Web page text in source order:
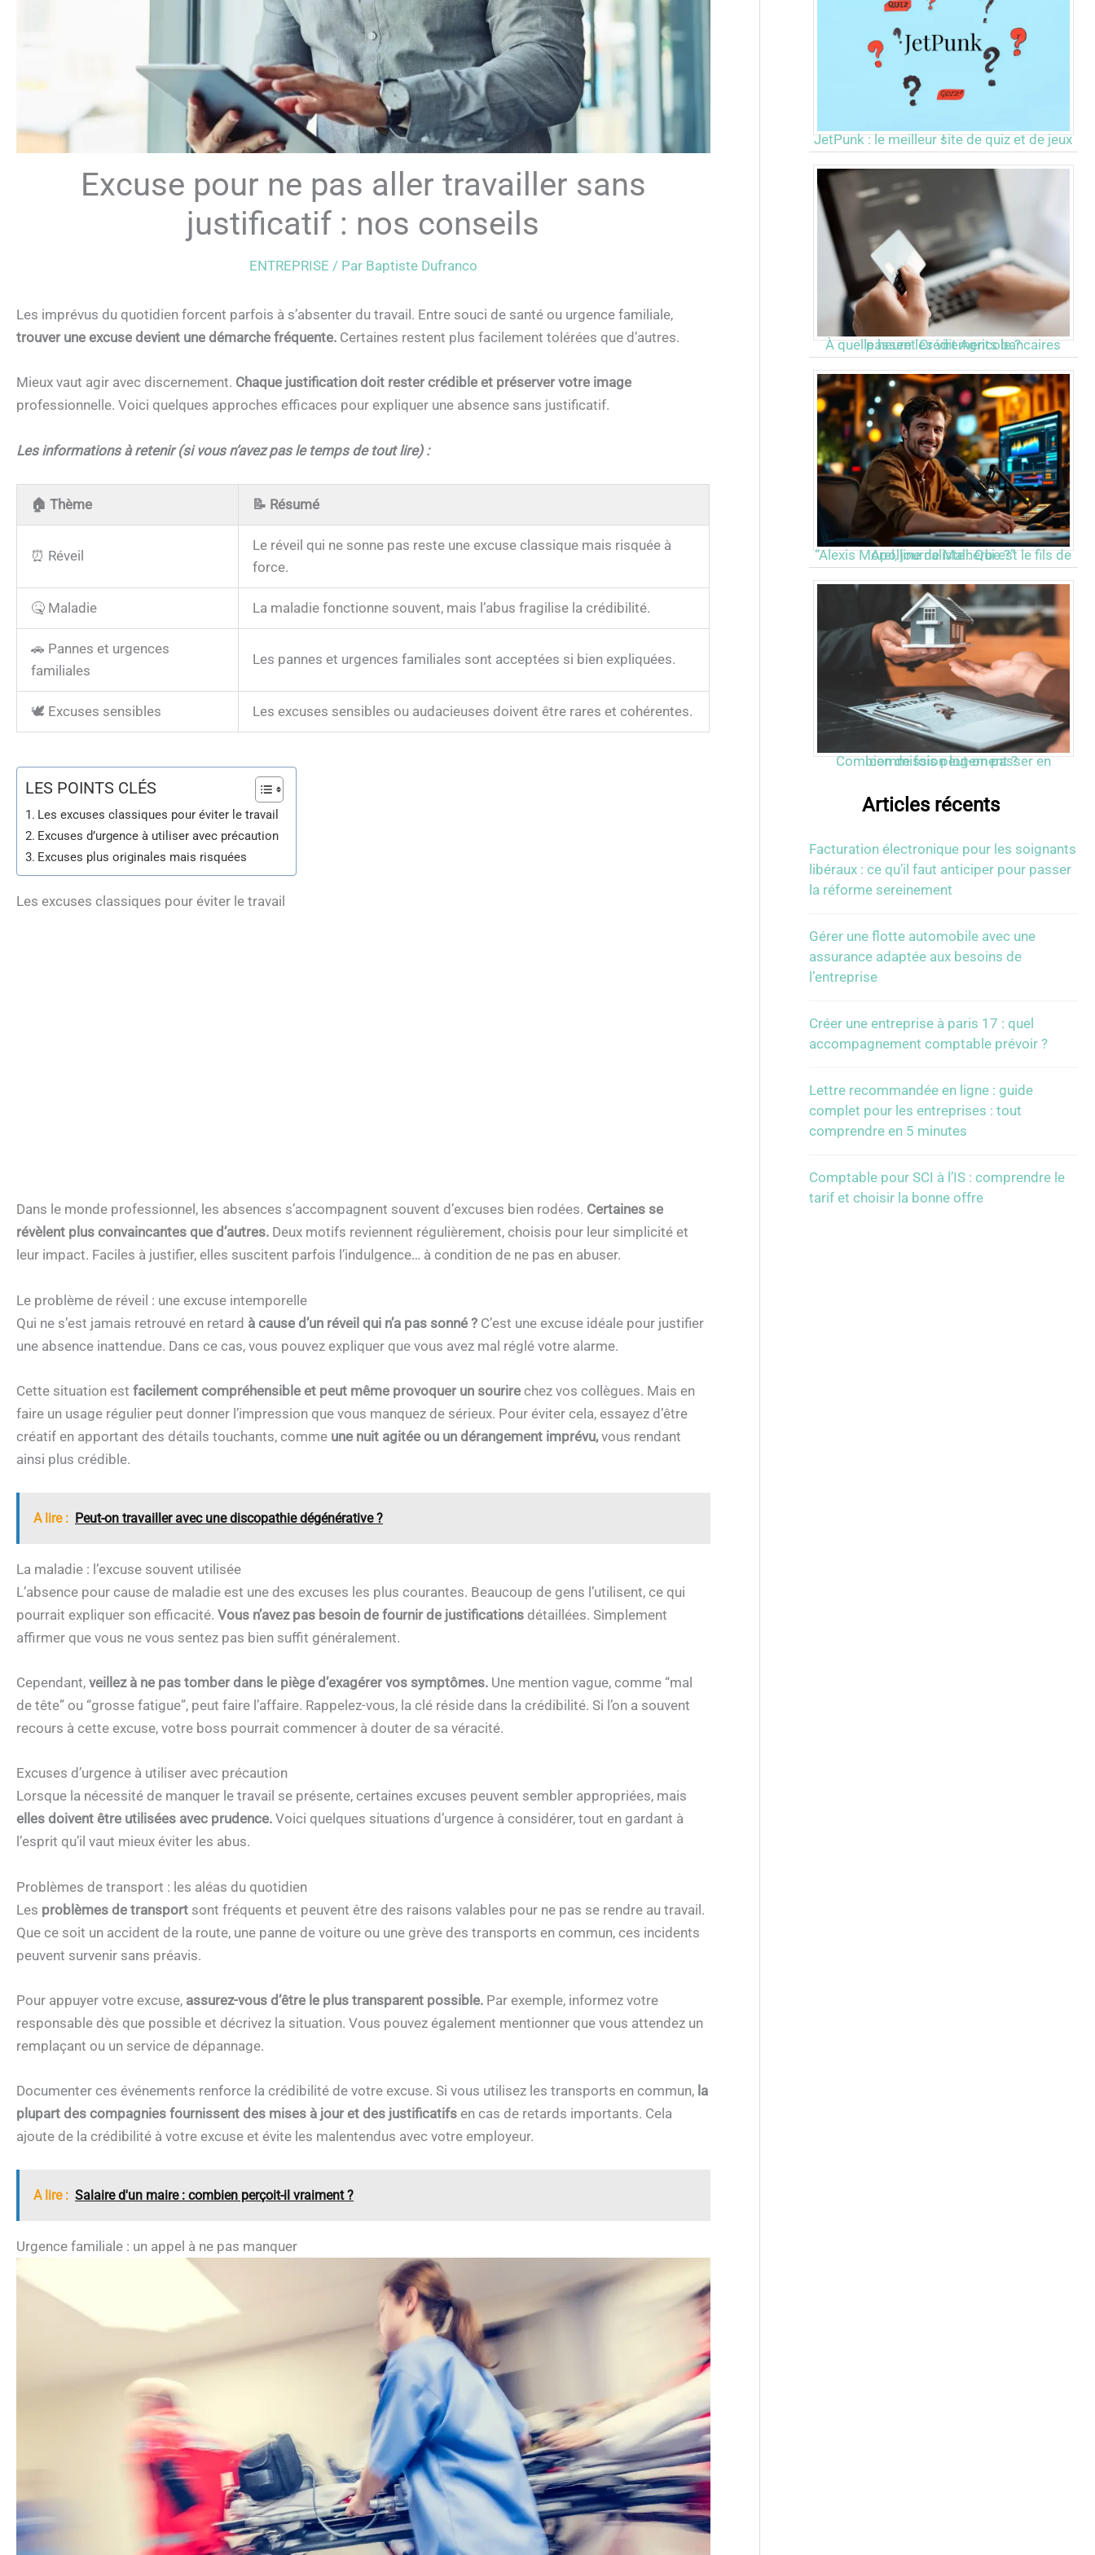
Excuse pour ne pas aller travailler sans
justificatif : nos conseils
ENTREPRISE / Par Baptiste Dufranco
Les imprévus du quotidien forcent parfois à s’absenter du travail. Entre souci de santé ou urgence familiale,
trouver une excuse devient une démarche fréquente. Certaines restent plus facilement tolérées que d’autres.
Mieux vaut agir avec discernement. Chaque justification doit rester crédible et préserver votre image
professionnelle. Voici quelques approches efficaces pour expliquer une absence sans justificatif.
Les informations à retenir (si vous n’avez pas le temps de tout lire) :
🏠 Thème 📝 Résumé
⏰ Réveil
Le réveil qui ne sonne pas reste une excuse classique mais risquée à
force.
🤒 Maladie La maladie fonctionne souvent, mais l’abus fragilise la crédibilité.
🚗 Pannes et urgences
familiales
Les pannes et urgences familiales sont acceptées si bien expliquées.
🕊️ Excuses sensibles Les excuses sensibles ou audacieuses doivent être rares et cohérentes.
LES POINTS CLÉS
Les excuses classiques pour éviter le travail
Excuses d’urgence à utiliser avec précaution
Excuses plus originales mais risquées
Les excuses classiques pour éviter le travail
Dans le monde professionnel, les absences s’accompagnent souvent d’excuses bien rodées. Certaines se
révèlent plus convaincantes que d’autres. Deux motifs reviennent régulièrement, choisis pour leur simplicité et
leur impact. Faciles à justifier, elles suscitent parfois l’indulgence… à condition de ne pas en abuser.
Le problème de réveil : une excuse intemporelle
Qui ne s’est jamais retrouvé en retard à cause d’un réveil qui n’a pas sonné ? C’est une excuse idéale pour justifier
une absence inattendue. Dans ce cas, vous pouvez expliquer que vous avez mal réglé votre alarme.
Cette situation est facilement compréhensible et peut même provoquer un sourire chez vos collègues. Mais en
faire un usage régulier peut donner l’impression que vous manquez de sérieux. Pour éviter cela, essayez d’être
créatif en apportant des détails touchants, comme une nuit agitée ou un dérangement imprévu,vous rendant
ainsi plus crédible.
A lire : Peut-on travailler avec une discopathie dégénérative ?
La maladie : l’excuse souvent utilisée
L’absence pour cause de maladie est une des excuses les plus courantes. Beaucoup de gens l’utilisent, ce qui
pourrait expliquer son efficacité. Vous n’avez pas besoin de fournir de justifications détaillées. Simplement
affirmer que vous ne vous sentez pas bien suffit généralement.
Cependant, veillez à ne pas tomber dans le piège d’exagérer vos symptômes. Une mention vague, comme “mal
de tête” ou “grosse fatigue”, peut faire l’affaire. Rappelez-vous, la clé réside dans la crédibilité. Si l’on a souvent
recours à cette excuse, votre boss pourrait commencer à douter de sa véracité.
Excuses d’urgence à utiliser avec précaution
Lorsque la nécessité de manquer le travail se présente, certaines excuses peuvent sembler appropriées, mais
elles doivent être utilisées avec prudence. Voici quelques situations d’urgence à considérer, tout en gardant à
l’esprit qu’il vaut mieux éviter les abus.
Problèmes de transport : les aléas du quotidien
Les problèmes de transport sont fréquents et peuvent être des raisons valables pour ne pas se rendre au travail.
Que ce soit un accident de la route, une panne de voiture ou une grève des transports en commun, ces incidents
peuvent survenir sans préavis.
Pour appuyer votre excuse, assurez-vous d’être le plus transparent possible. Par exemple, informez votre
responsable dès que possible et décrivez la situation. Vous pouvez également mentionner que vous attendez un
remplaçant ou un service de dépannage.
Documenter ces événements renforce la crédibilité de votre excuse. Si vous utilisez les transports en commun, la
plupart des compagnies fournissent des mises à jour et des justificatifs en cas de retards importants. Cela
ajoute de la crédibilité à votre excuse et évite les malentendus avec votre employeur.
A lire : Salaire d'un maire : combien perçoit-il vraiment ?
Urgence familiale : un appel à ne pas manquer
JetPunk : le meilleur site de quiz et de jeux !
À quelle heure les virements bancaires passent Crédit Agricole ?
“Alexis Morel, journaliste : Qui est le fils de Apolline de Malherbe ?”
Combien de fois peut-on passer en commission logement ?
Articles récents
Facturation électronique pour les soignants
libéraux : ce qu’il faut anticiper pour passer
la réforme sereinement
Gérer une flotte automobile avec une
assurance adaptée aux besoins de
l’entreprise
Créer une entreprise à paris 17 : quel
accompagnement comptable prévoir ?
Lettre recommandée en ligne : guide
complet pour les entreprises : tout
comprendre en 5 minutes
Comptable pour SCI à l’IS : comprendre le
tarif et choisir la bonne offre